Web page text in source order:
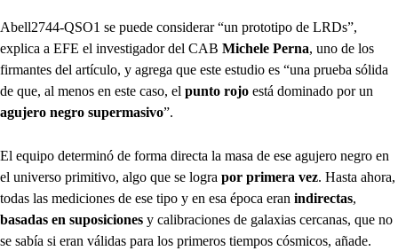
Abell2744-QSO1 se puede considerar “un prototipo de LRDs”,
explica a EFE el investigador del CAB Michele Perna, uno de los
firmantes del artículo, y agrega que este estudio es “una prueba sólida
de que, al menos en este caso, el punto rojo está dominado por un
agujero negro supermasivo”.
El equipo determinó de forma directa la masa de ese agujero negro en
el universo primitivo, algo que se logra por primera vez. Hasta ahora,
todas las mediciones de ese tipo y en esa época eran indirectas,
basadas en suposiciones y calibraciones de galaxias cercanas, que no
se sabía si eran válidas para los primeros tiempos cósmicos, añade.